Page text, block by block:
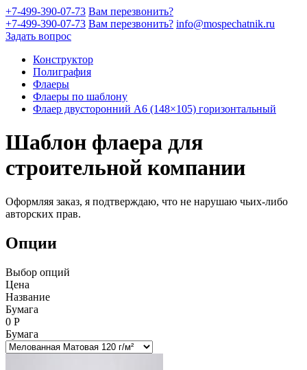
+7-499-390-07-73 Вам перезвонить?
+7-499-390-07-73 Вам перезвонить? info@mospechatnik.ru
Задать вопрос
Конструктор
Полиграфия
Флаеры
Флаеры по шаблону
Флаер двусторонний A6 (148×105) горизонтальный
Шаблон флаера для
строительной компании
Оформляя заказ, я подтверждаю, что не нарушаю чьих-либо
авторских прав.
Опции
Выбор опций
Цена
Название
Бумага
0 Р
Бумага